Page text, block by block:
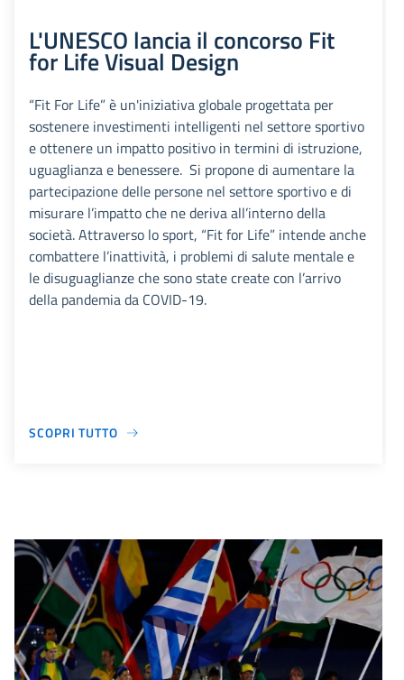
L'UNESCO lancia il concorso Fit
for Life Visual Design
“Fit For Life” è un'iniziativa globale progettata per
sostenere investimenti intelligenti nel settore sportivo
e ottenere un impatto positivo in termini di istruzione,
uguaglianza e benessere. Si propone di aumentare la
partecipazione delle persone nel settore sportivo e di
misurare l’impatto che ne deriva all’interno della
società. Attraverso lo sport, “Fit for Life” intende anche
combattere l’inattività, i problemi di salute mentale e
le disuguaglianze che sono state create con l’arrivo
della pandemia da COVID-19.
SCOPRI TUTTO